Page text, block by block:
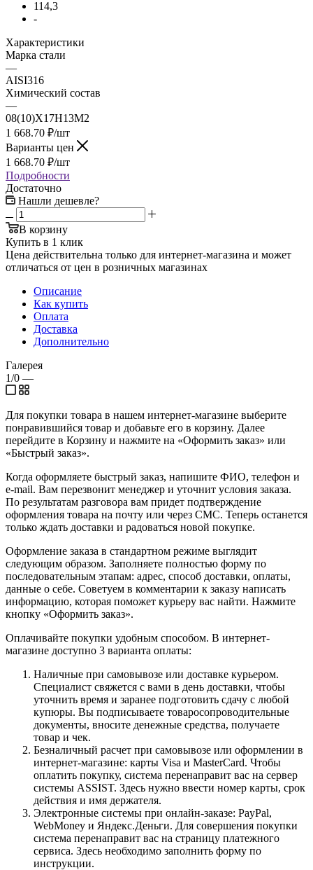
114,3
-
Характеристики
Марка стали
—
AISI316
Химический состав
—
08(10)Х17Н13М2
1 668.70 ₽/шт
Варианты цен
1 668.70 ₽/шт
Подробности
Достаточно
Нашли дешевле?
В корзину
Купить в 1 клик
Цена действительна только для интернет-магазина и может
отличаться от цен в розничных магазинах
Описание
Как купить
Оплата
Доставка
Дополнительно
Галерея
1/0 —
Для покупки товара в нашем интернет-магазине выберите
понравившийся товар и добавьте его в корзину. Далее
перейдите в Корзину и нажмите на «Оформить заказ» или
«Быстрый заказ».
Когда оформляете быстрый заказ, напишите ФИО, телефон и
e-mail. Вам перезвонит менеджер и уточнит условия заказа.
По результатам разговора вам придет подтверждение
оформления товара на почту или через СМС. Теперь останется
только ждать доставки и радоваться новой покупке.
Оформление заказа в стандартном режиме выглядит
следующим образом. Заполняете полностью форму по
последовательным этапам: адрес, способ доставки, оплаты,
данные о себе. Советуем в комментарии к заказу написать
информацию, которая поможет курьеру вас найти. Нажмите
кнопку «Оформить заказ».
Оплачивайте покупки удобным способом. В интернет-
магазине доступно 3 варианта оплаты:
Наличные при самовывозе или доставке курьером.
Специалист свяжется с вами в день доставки, чтобы
уточнить время и заранее подготовить сдачу с любой
купюры. Вы подписываете товаросопроводительные
документы, вносите денежные средства, получаете
товар и чек.
Безналичный расчет при самовывозе или оформлении в
интернет-магазине: карты Visa и MasterCard. Чтобы
оплатить покупку, система перенаправит вас на сервер
системы ASSIST. Здесь нужно ввести номер карты, срок
действия и имя держателя.
Электронные системы при онлайн-заказе: PayPal,
WebMoney и Яндекс.Деньги. Для совершения покупки
система перенаправит вас на страницу платежного
сервиса. Здесь необходимо заполнить форму по
инструкции.